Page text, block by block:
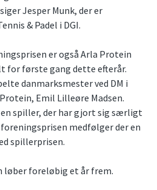
Jesper Munk, der er
& Padel i DGI.
er også Arla Protein
for første gang dette efterår.
danmarksmester ved DM i
Emil Lilleøre Madsen.
spiller, der har gjort sig særligt
medfølger der en
spillerprisen.
løber foreløbig et år frem.